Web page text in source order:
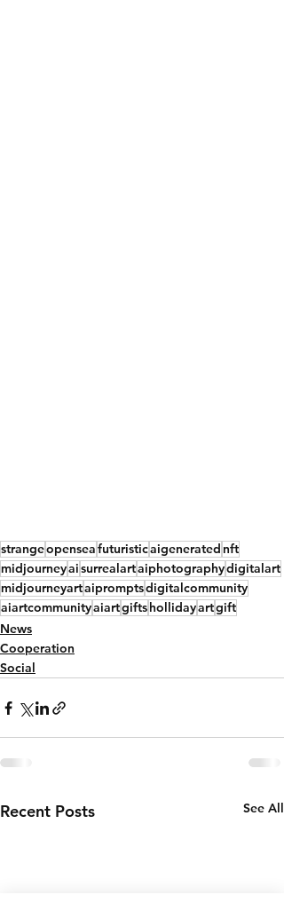
strangeopenseafuturisticaigenerated nft
midjourneyaisurrealartaiphotographydigitalart
midjourneyartaipromptsdigitalcommunity
aiartcommunityaiartgifts hollidayartgift
News
Cooperation
Social
Recent Posts See All